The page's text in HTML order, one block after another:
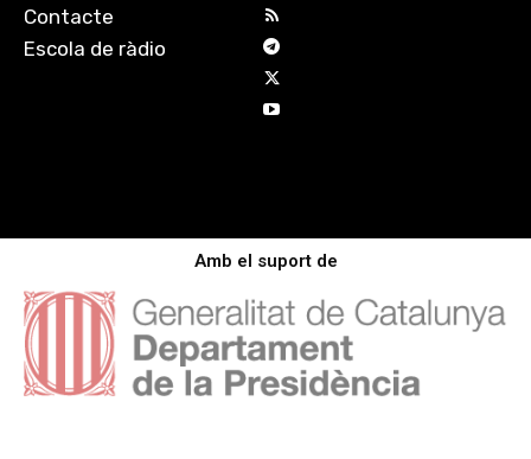
Contacte
Escola de ràdio
Amb el suport de